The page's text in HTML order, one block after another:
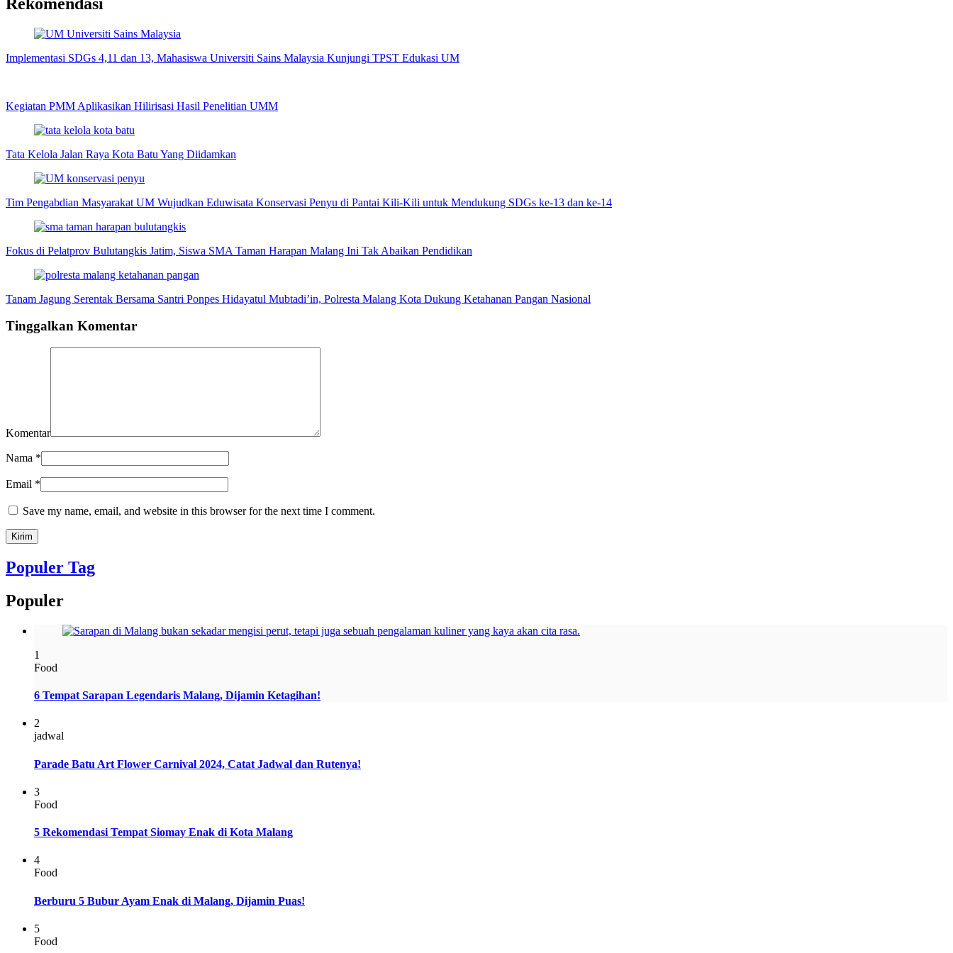
Implementasi SDGs 4,11 dan 13, Mahasiswa Universiti Sains Malaysia Kunjungi TPST Edukasi UM
Kegiatan PMM Aplikasikan Hilirisasi Hasil Penelitian UMM
Tata Kelola Jalan Raya Kota Batu Yang Diidamkan
Tim Pengabdian Masyarakat UM Wujudkan Eduwisata Konservasi Penyu di Pantai Kili-Kili untuk Mendukung SDGs ke-13 dan ke-14
Fokus di Pelatprov Bulutangkis Jatim, Siswa SMA Taman Harapan Malang Ini Tak Abaikan Pendidikan
Tanam Jagung Serentak Bersama Santri Ponpes Hidayatul Mubtadi’in, Polresta Malang Kota Dukung Ketahanan Pangan Nasional
Tinggalkan Komentar
Komentar
Nama *
Email *
Save my name, email, and website in this browser for the next time I comment.
Populer Tag
Populer
1
Food
6 Tempat Sarapan Legendaris Malang, Dijamin Ketagihan!
2
jadwal
Parade Batu Art Flower Carnival 2024, Catat Jadwal dan Rutenya!
3
Food
5 Rekomendasi Tempat Siomay Enak di Kota Malang
4
Food
Berburu 5 Bubur Ayam Enak di Malang, Dijamin Puas!
5
Food